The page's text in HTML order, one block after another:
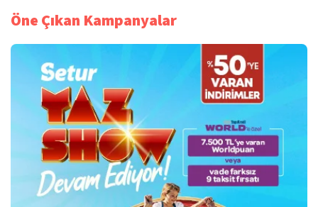
Öne Çıkan Kampanyalar